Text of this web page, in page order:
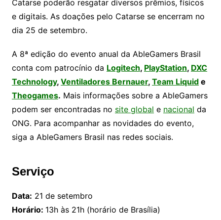
Catarse poderão resgatar diversos prêmios, físicos
e digitais. As doações pelo Catarse se encerram no
dia 25 de setembro.
A 8ª edição do evento anual da AbleGamers Brasil
conta com patrocínio da Logitech, PlayStation, DXC
Technology, Ventiladores Bernauer, Team Liquide
Theogames. Mais informações sobre a AbleGamers
podem ser encontradas no site global e nacional da
ONG. Para acompanhar as novidades do evento,
siga a AbleGamers Brasil nas redes sociais.
Serviço
Data: 21 de setembro
Horário: 13h às 21h (horário de Brasília)